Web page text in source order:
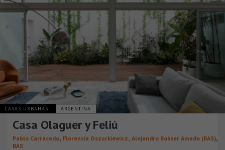
CASAS URBANAS ARGENTINA
Casa Olaguer y Feliú
Pablo Carracedo, Florencia Oszurkiewicz, Alejandro Bokser Amado (BAS),
BAS